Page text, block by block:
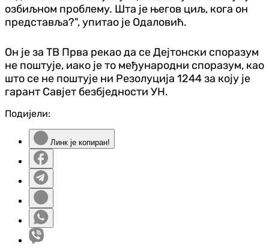
озбиљном проблему. Шта је његов циљ, кога он
представља?", упитао је Одаловић.
Он је за ТВ Прва рекао да се Дејтонски споразум
не поштује, иако је то међународни споразум, као
што се не поштује ни Резолуција 1244 за коју је
гарант Савјет безбједности УН.
Подијели:
Линк је копиран!